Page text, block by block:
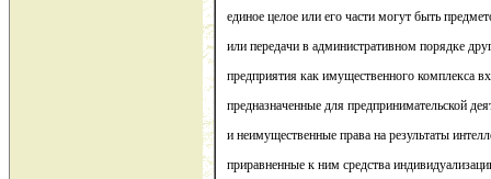
единое целое или его части могут быть
или передачи в административном порядке
предприятия как имущественного комплекса
предназначенные для предпринимательской
и неимущественные права на результаты
приравненные к ним средства